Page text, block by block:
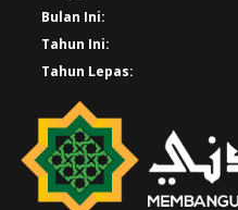
Bulan Ini:
Tahun Ini:
Tahun Lepas: